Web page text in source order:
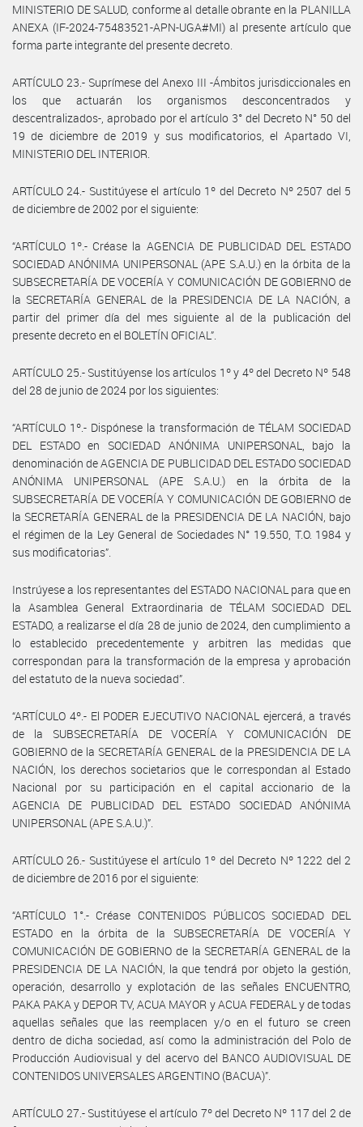
MINISTERIO DE SALUD, conforme al detalle obrante en la PLANILLA
ANEXA (IF-2024-75483521-APN-UGA#MI) al presente artículo que
forma parte integrante del presente decreto.
ARTÍCULO 23.- Suprímese del Anexo III -Ámbitos jurisdiccionales en
los que actuarán los organismos desconcentrados y
descentralizados-, aprobado por el artículo 3° del Decreto N° 50 del
19 de diciembre de 2019 y sus modificatorios, el Apartado VI,
MINISTERIO DEL INTERIOR.
ARTÍCULO 24.- Sustitúyese el artículo 1º del Decreto Nº 2507 del 5
de diciembre de 2002 por el siguiente:
“ARTÍCULO 1º.- Créase la AGENCIA DE PUBLICIDAD DEL ESTADO
SOCIEDAD ANÓNIMA UNIPERSONAL (APE S.A.U.) en la órbita de la
SUBSECRETARÍA DE VOCERÍA Y COMUNICACIÓN DE GOBIERNO de
la SECRETARÍA GENERAL de la PRESIDENCIA DE LA NACIÓN, a
partir del primer día del mes siguiente al de la publicación del
presente decreto en el BOLETÍN OFICIAL”.
ARTÍCULO 25.- Sustitúyense los artículos 1º y 4º del Decreto Nº 548
del 28 de junio de 2024 por los siguientes:
“ARTÍCULO 1º.- Dispónese la transformación de TÉLAM SOCIEDAD
DEL ESTADO en SOCIEDAD ANÓNIMA UNIPERSONAL, bajo la
denominación de AGENCIA DE PUBLICIDAD DEL ESTADO SOCIEDAD
ANÓNIMA UNIPERSONAL (APE S.A.U.) en la órbita de la
SUBSECRETARÍA DE VOCERÍA Y COMUNICACIÓN DE GOBIERNO de
la SECRETARÍA GENERAL de la PRESIDENCIA DE LA NACIÓN, bajo
el régimen de la Ley General de Sociedades N° 19.550, T.O. 1984 y
sus modificatorias”.
Instrúyese a los representantes del ESTADO NACIONAL para que en
la Asamblea General Extraordinaria de TÉLAM SOCIEDAD DEL
ESTADO, a realizarse el día 28 de junio de 2024, den cumplimiento a
lo establecido precedentemente y arbitren las medidas que
correspondan para la transformación de la empresa y aprobación
del estatuto de la nueva sociedad”.
“ARTÍCULO 4º.- El PODER EJECUTIVO NACIONAL ejercerá, a través
de la SUBSECRETARÍA DE VOCERÍA Y COMUNICACIÓN DE
GOBIERNO de la SECRETARÍA GENERAL de la PRESIDENCIA DE LA
NACIÓN, los derechos societarios que le correspondan al Estado
Nacional por su participación en el capital accionario de la
AGENCIA DE PUBLICIDAD DEL ESTADO SOCIEDAD ANÓNIMA
UNIPERSONAL (APE S.A.U.)”.
ARTÍCULO 26.- Sustitúyese el artículo 1º del Decreto Nº 1222 del 2
de diciembre de 2016 por el siguiente:
“ARTÍCULO 1°.- Créase CONTENIDOS PÚBLICOS SOCIEDAD DEL
ESTADO en la órbita de la SUBSECRETARÍA DE VOCERÍA Y
COMUNICACIÓN DE GOBIERNO de la SECRETARÍA GENERAL de la
PRESIDENCIA DE LA NACIÓN, la que tendrá por objeto la gestión,
operación, desarrollo y explotación de las señales ENCUENTRO,
PAKA PAKA y DEPOR TV, ACUA MAYOR y ACUA FEDERAL y de todas
aquellas señales que las reemplacen y/o en el futuro se creen
dentro de dicha sociedad, así como la administración del Polo de
Producción Audiovisual y del acervo del BANCO AUDIOVISUAL DE
CONTENIDOS UNIVERSALES ARGENTINO (BACUA)”.
ARTÍCULO 27.- Sustitúyese el artículo 7º del Decreto Nº 117 del 2 de